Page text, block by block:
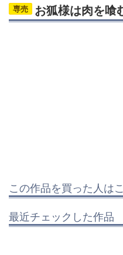
専売 お狐様は肉を喰
この作品を買った人は
最近チェックした作品